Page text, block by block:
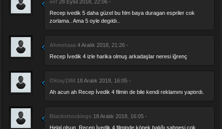
eef 28 Eylül 2018, 22:06 -
Recep ivedik 5 daha güzel bu fılm baya duragan espriler cok
zorlama.. Ama 5 oyle degıldı..
Ahmetaaa 4 Aralık 2018, 21:26 -
Recep İvedik 4 izle harika olmuş arkadaşlar neresi iğrenç
Oktay19M 18 Aralık 2018, 16:05 -
Ah acun ah Recep İvedik 4 filmin de bile kendi reklamını yaptırdı.
Blacksttockings 18 Aralık 2018, 16:05 -
Helal olsun. Recep İvedik 4 filminde köpek balığı sahnesi çok